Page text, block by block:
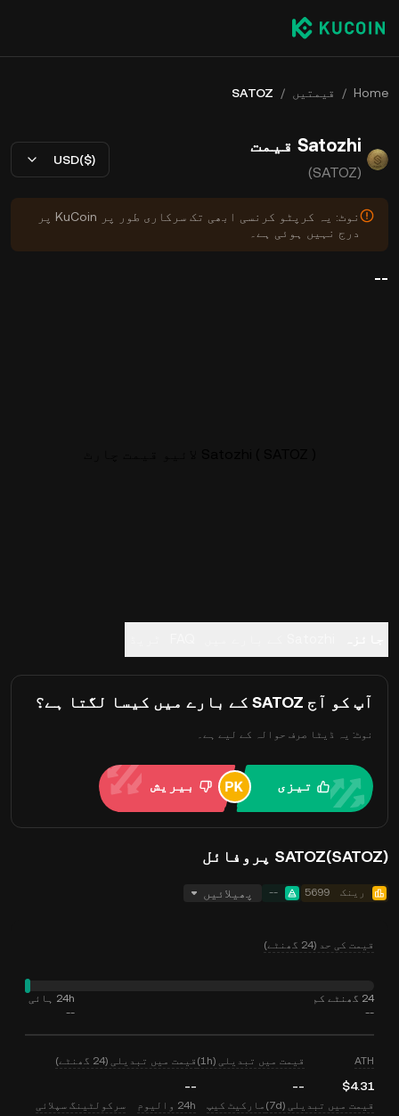
Home
/ قیمتیں /
SATOZ
Satozhi قیمت
(SATOZ)
USD($)
نوٹ: یہ کرپٹو کرنسی ابھی تک سرکاری طور پر KuCoin پر
درج نہیں ہوئی ہے۔
--
آپ کو آج SATOZ کے بارے میں کیسا لگتا ہے؟
نوٹ: یہ ڈیٹا صرف حوالہ کے لیے ہے۔
تیزی بیریش
SATOZ(SATOZ) پروفائل
رینک 5699
-- پھیلائیں
قیمت کی حد (24 گھنٹے)
24 گھنٹے کم
--
24h ہائی
--
ATH
$4.31
قیمت میں تبدیلی (1h)
--
قیمت میں تبدیلی (24 گھنٹے)
--
قیمت میں تبدیلی (7d) مارکیٹ کیپ 24h والیوم سرکولٹینگ سپلائی